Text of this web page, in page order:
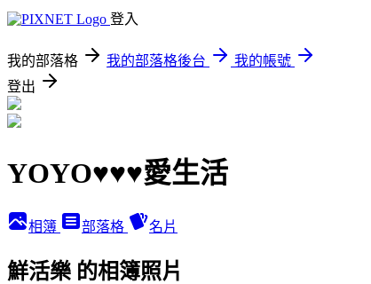
登入
我的部落格 我的部落格後台
我的帳號
登出
YOYO♥♥♥愛生活
相簿 部落格 名片
鮮活樂 的相簿照片